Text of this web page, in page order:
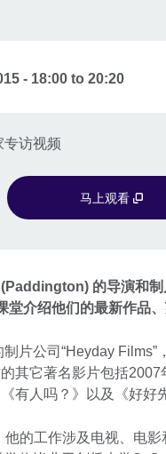
- 18:00 to20:20
专访视频
马上观看
的导演和
介绍他们的最新作品
片公司“Heyday Films”
其它著名影片包括
有人吗？》以及《好好
他的工作涉及电视、电